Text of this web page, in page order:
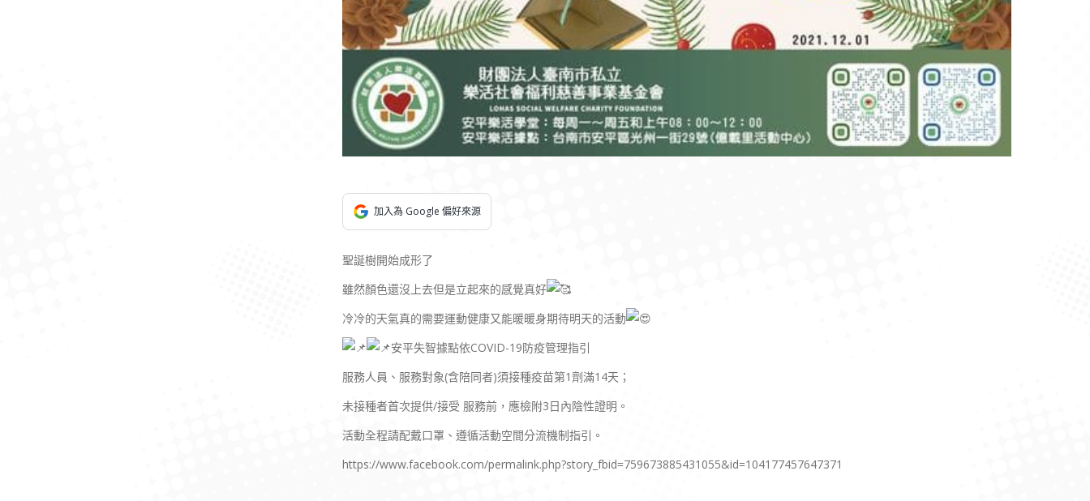
加入為 Google 偏好來源
聖誕樹開始成形了
雖然顏色還沒上去但是立起來的感覺真好
冷冷的天氣真的需要運動健康又能暖暖身期待明天的活動
安平失智據點依COVID-19防疫管理指引
服務人員、服務對象(含陪同者)須接種疫苗第1劑滿14天；
未接種者首次提供/接受 服務前，應檢附3日內陰性證明。
活動全程請配戴口罩、遵循活動空間分流機制指引。
https://www.facebook.com/permalink.php?story_fbid=759673885431055&id=104177457647371